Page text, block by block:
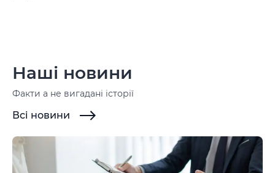
Наші новини
Факти а не вигадані історії
Всі новини